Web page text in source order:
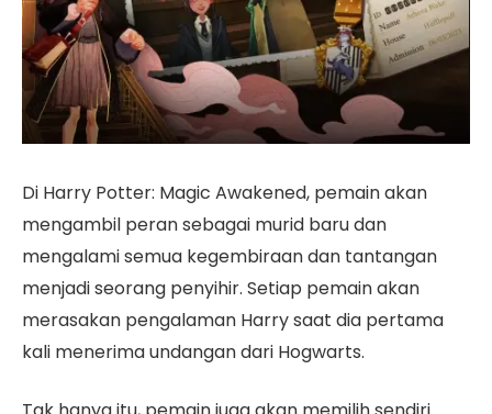
Di Harry Potter: Magic Awakened, pemain akan
mengambil peran sebagai murid baru dan
mengalami semua kegembiraan dan tantangan
menjadi seorang penyihir. Setiap pemain akan
merasakan pengalaman Harry saat dia pertama
kali menerima undangan dari Hogwarts.